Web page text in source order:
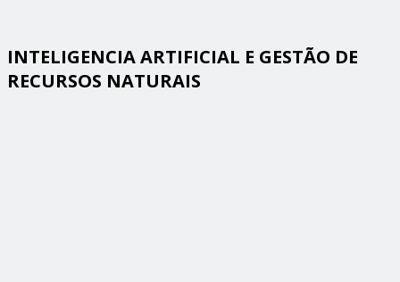
INTELIGENCIA ARTIFICIAL E GESTÃO DE
RECURSOS NATURAIS